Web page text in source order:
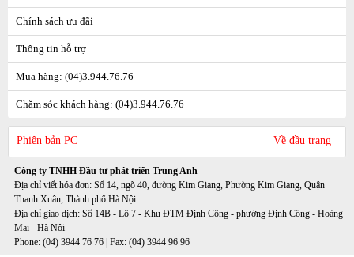
Chính sách ưu đãi
Thông tin hỗ trợ
Mua hàng: (04)3.944.76.76
Chăm sóc khách hàng: (04)3.944.76.76
Phiên bản PC Về đầu trang
Công ty TNHH Đầu tư phát triển Trung Anh
Địa chỉ viết hóa đơn: Số 14, ngõ 40, đường Kim Giang, Phường Kim Giang, Quận
Thanh Xuân, Thành phố Hà Nội
Địa chỉ giao dịch: Số 14B - Lô 7 - Khu ĐTM Định Công - phường Định Công - Hoàng
Mai - Hà Nội
Phone: (04) 3944 76 76 | Fax: (04) 3944 96 96